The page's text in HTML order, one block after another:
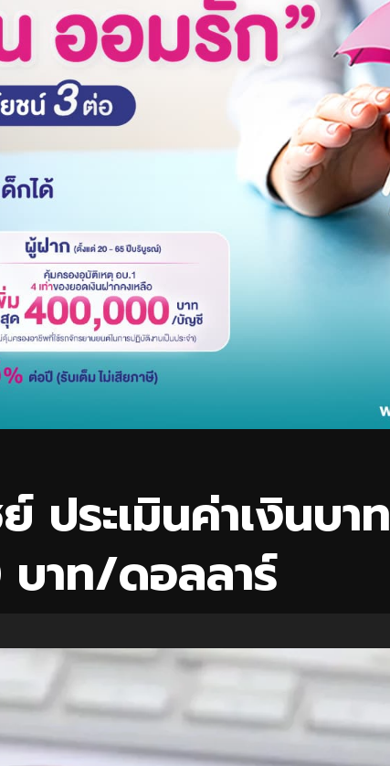
ประเมินค่าเงินบาท
บาท/ดอลลาร์